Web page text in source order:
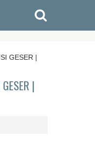
GESER |
|